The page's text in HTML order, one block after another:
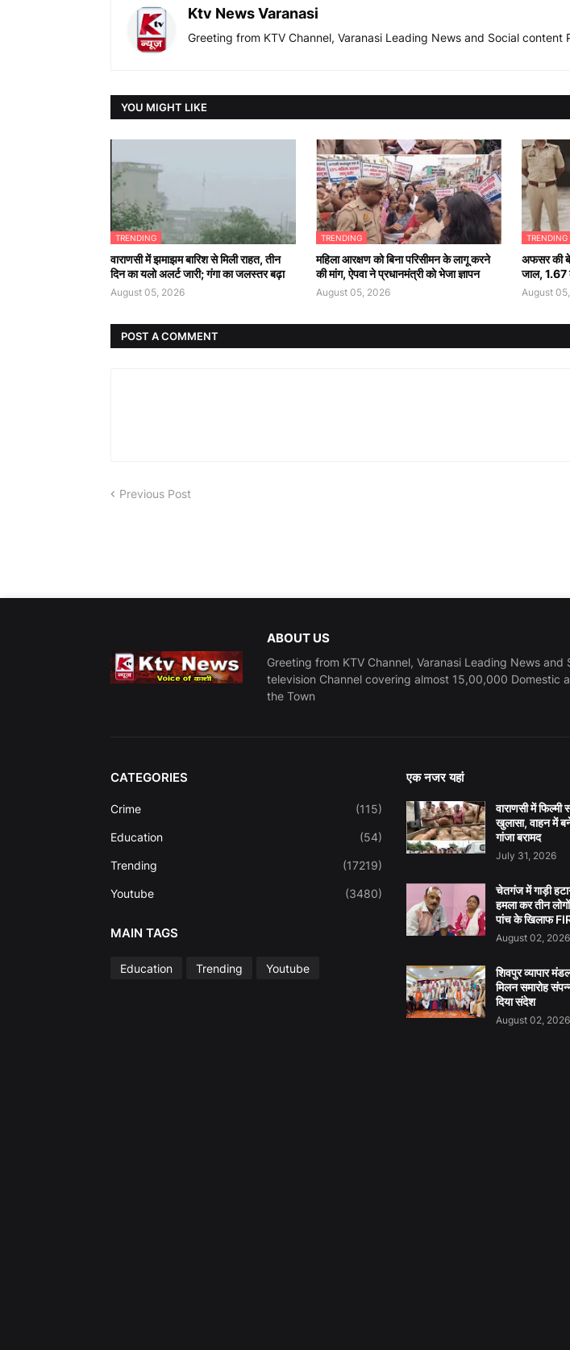
Ktv News Varanasi
Greeting from KTV Channel, Varanasi Leading News and Social content
YOU MIGHT LIKE
TRENDING
वाराणसी में झमाझम बारिश से मिली राहत, तीन
दिन का यलो अलर्ट जारी; गंगा का जलस्तर बढ़ा
August 05, 2026
TRENDING
महिला आरक्षण को बिना परिसीमन के लागू करने
की मांग, ऐपवा ने प्रधानमंत्री को भेजा ज्ञापन
August 05, 2026
TRENDING
अफसर की
जाल, 1.67
August
POST A COMMENT
Previous Post
ABOUT US
Greeting from KTV Channel, Varanasi Leading News
television Channel covering almost 15,00,000 Domestic
the Town
CATEGORIES
Crime (115)
Education (54)
Trending (17219)
Youtube (3480)
MAIN TAGS
Education Trending Youtube
एक नजर यहां
वाराणसी में फिल्मी
खुलासा, वाहन में
गांजा बरामद
July 31, 2026
चेतगंज में गाड़ी
हमला कर तीन
पांच के खिलाफ
August 02, 2026
शिवपुर व्यापार
मिलन समारोह
दिया संदेश
August 02, 2026